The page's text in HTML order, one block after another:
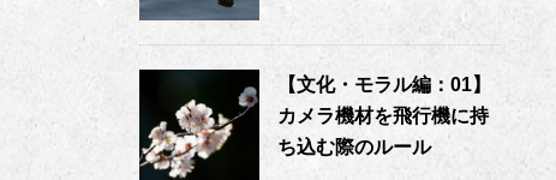
【文化・モラル編：01】
カメラ機材を飛行機に持
ち込む際のルール